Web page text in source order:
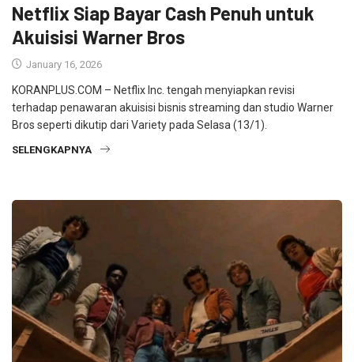
Netflix Siap Bayar Cash Penuh untuk
Akuisisi Warner Bros
January 16, 2026
KORANPLUS.COM – Netflix Inc. tengah menyiapkan revisi
terhadap penawaran akuisisi bisnis streaming dan studio Warner
Bros seperti dikutip dari Variety pada Selasa (13/1).
SELENGKAPNYA